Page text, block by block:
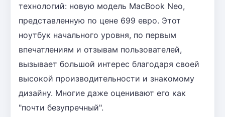
технологий: новую модель MacBook Neo,
представленную по цене 699 евро. Этот
ноутбук начального уровня, по первым
впечатлениям и отзывам пользователей,
вызывает большой интерес благодаря своей
высокой производительности и знакомому
дизайну. Многие даже оценивают его как
"почти безупречный".